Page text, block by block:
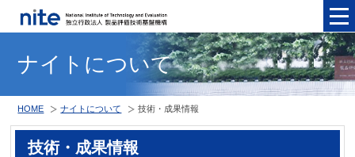
ナイトについて
HOME ナイトについて 技術・成果情報
技術・成果情報